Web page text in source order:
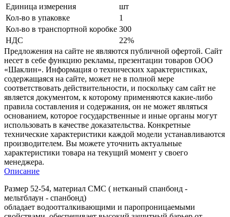
Единица измерения
шт
Кол-во в упаковке
1
Кол-во в транспортной коробке 300
НДС
22%
Предложения на сайте не являются публичной офертой. Сайт
несет в себе функцию рекламы, презентации товаров ООО
«Шаклин». Информация о технических характеристиках,
содержащаяся на сайте, может не в полной мере
соответствовать действительности, и поскольку сам сайт не
является документом, к которому применяются какие-либо
правила составления и содержания, он не может являться
основанием, которое государственные и иные органы могут
использовать в качестве доказательства. Конкретные
технические характеристики каждой модели устанавливаются
производителем. Вы можете уточнить актуальные
характеристики товара на текущий момент у своего
менеджера.
Описание
Размер 52-54, материал СМС ( нетканый спанбонд -
мельтблаун - спанбонд)
обладает водоотталкивающими и паропроницаемыми